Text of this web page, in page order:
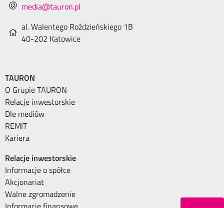
media@tauron.pl
al. Walentego Roździeńskiego 1B
40-202 Katowice
TAURON
O Grupie TAURON
Relacje inwestorskie
Dle mediów
REMIT
Kariera
Relacje inwestorskie
Informacje o spółce
Akcjonariat
Walne zgromadzenie